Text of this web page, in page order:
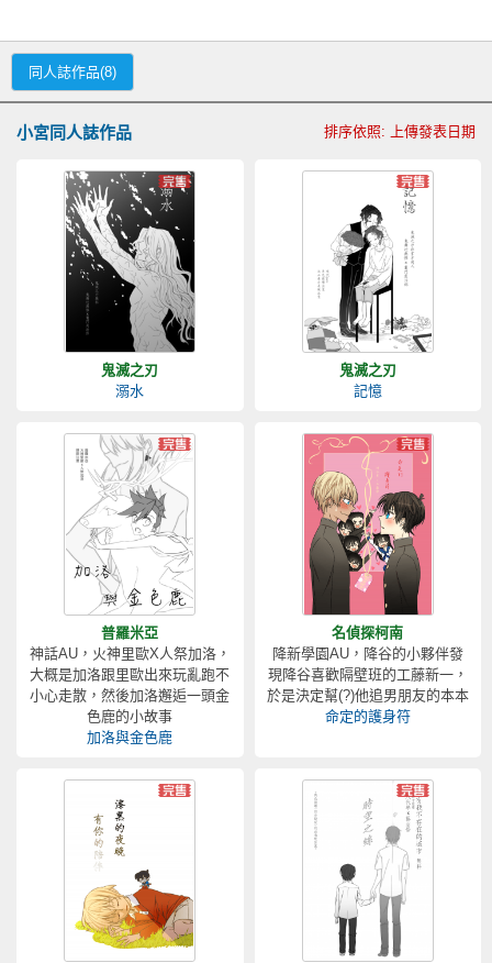
同人誌作品(8)
小宮同人誌作品 排序依照: 上傳發表日期
鬼滅之刃
溺水
鬼滅之刃
記憶
普羅米亞
神話AU，火神里歐X人祭加洛，
大概是加洛跟里歐出來玩亂跑不
小心走散，然後加洛邂逅一頭金
色鹿的小故事
加洛與金色鹿
名偵探柯南
降新學園AU，降谷的小夥伴發
現降谷喜歡隔壁班的工藤新一，
於是決定幫(?)他追男朋友的本本
命定的護身符